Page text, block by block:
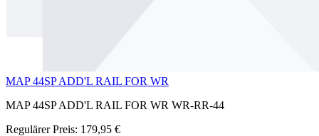
MAP 44SP ADD'L RAIL FOR WR
MAP 44SP ADD'L RAIL FOR WR WR-RR-44
Regulärer Preis: 179,95 €